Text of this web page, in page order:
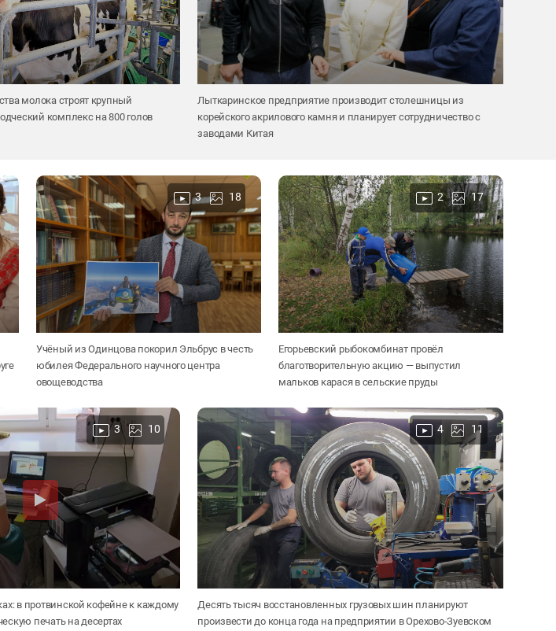
молока строят крупный
комплекс на 800 голов
Лыткаринское предприятие производит столешницы из
корейского акрилового камня и планирует сотрудничество с
заводами Китая
3 18
Учёный из Одинцова покорил Эльбрус в честь
юбилея Федерального научного центра
овощеводства
2 17
Егорьевский рыбокомбинат провёл
благотворительную акцию — выпустил
мальков карася в сельские пруды
3 10
в протвинской кофейне к каждому
печать на десертах
4 11
Десять тысяч восстановленных грузовых шин планируют
произвести до конца года на предприятии в Орехово-Зуевском